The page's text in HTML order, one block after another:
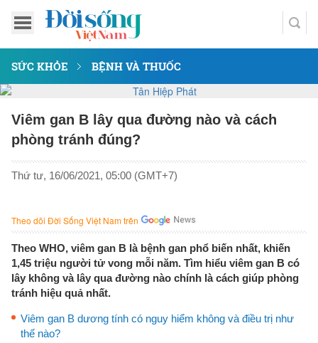
SỨC KHỎE BỆNH VÀ THUỐC
Viêm gan B lây qua đường nào và cách
phòng tránh đúng?
Thứ tư, 16/06/2021, 05:00 (GMT+7)
Theo dõi Đời Sống Việt Nam trên
Theo WHO, viêm gan B là bệnh gan phổ biến nhất, khiến
1,45 triệu người tử vong mỗi năm. Tìm hiểu viêm gan B có
lây không và lây qua đường nào chính là cách giúp phòng
tránh hiệu quả nhất.
Viêm gan B dương tính có nguy hiểm không và điều trị như
thế nào?